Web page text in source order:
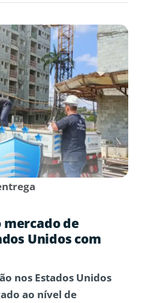
de
Unidos com
nos Estados Unidos
ao nível de